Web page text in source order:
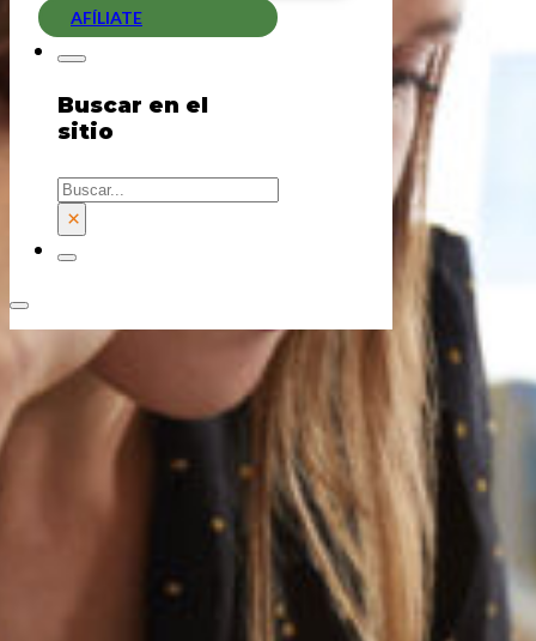
AFÍLIATE
Buscar en el
sitio
Buscar
×